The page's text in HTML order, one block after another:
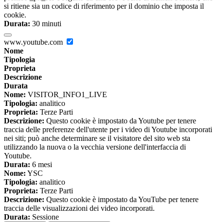
si ritiene sia un codice di riferimento per il dominio che imposta il
cookie.
Durata: 30 minuti
www.youtube.com
Nome
Tipologia
Proprieta
Descrizione
Durata
Nome: VISITOR_INFO1_LIVE
Tipologia: analitico
Proprieta: Terze Parti
Descrizione: Questo cookie è impostato da Youtube per tenere
traccia delle preferenze dell'utente per i video di Youtube incorporati
nei siti; può anche determinare se il visitatore del sito web sta
utilizzando la nuova o la vecchia versione dell'interfaccia di
Youtube.
Durata: 6 mesi
Nome: YSC
Tipologia: analitico
Proprieta: Terze Parti
Descrizione: Questo cookie è impostato da YouTube per tenere
traccia delle visualizzazioni dei video incorporati.
Durata: Sessione